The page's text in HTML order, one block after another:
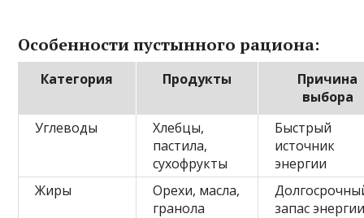
Особенности пустынного рациона:
Категория Продукты
Причина
выбора
Углеводы
Хлебцы,
пастила,
сухофрукты
Быстрый
источник
энергии
Жиры
Орехи, масла,
гранола
запас